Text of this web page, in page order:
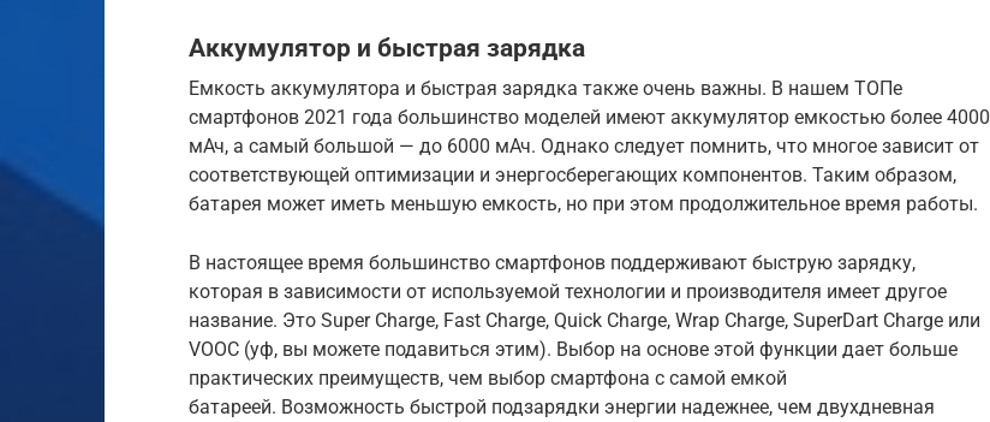
Аккумулятор и быстрая зарядка
Емкость аккумулятора и быстрая зарядка также очень важны. В нашем ТОПе
смартфонов 2021 года большинство моделей имеют аккумулятор емкостью более 4000
мАч, а самый большой — до 6000 мАч. Однако следует помнить, что многое зависит от
соответствующей оптимизации и энергосберегающих компонентов. Таким образом,
батарея может иметь меньшую емкость, но при этом продолжительное время работы.
В настоящее время большинство смартфонов поддерживают быструю зарядку,
которая в зависимости от используемой технологии и производителя имеет другое
название. Это Super Charge, Fast Charge, Quick Charge, Wrap Charge, SuperDart Charge или
VOOC (уф, вы можете подавиться этим). Выбор на основе этой функции дает больше
практических преимуществ, чем выбор смартфона с самой емкой
батареей. Возможность быстрой подзарядки энергии надежнее, чем двухдневная